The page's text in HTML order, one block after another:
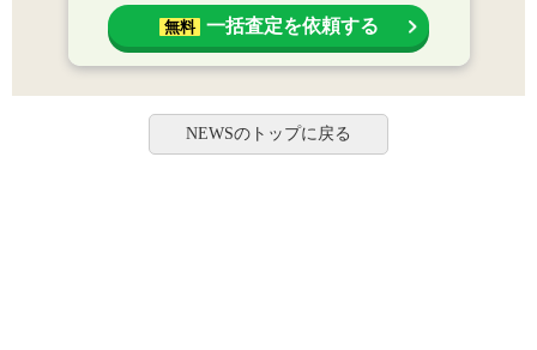
無料 一括査定を依頼する
NEWSのトップに戻る